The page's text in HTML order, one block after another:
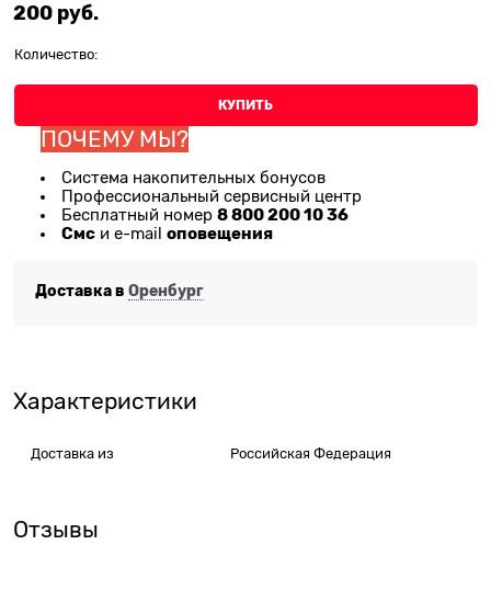
200 руб.
Количество:
КУПИТЬ
ПОЧЕМУ МЫ?
Система накопительных бонусов
Профессиональный сервисный центр
Бесплатный номер 8 800 200 10 36
Смс и e-mail оповещения
Доставка в Оренбург
Характеристики
Доставка из Российская Федерация
Отзывы